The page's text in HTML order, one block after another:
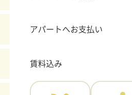
アパートへお支払い
賃料込み